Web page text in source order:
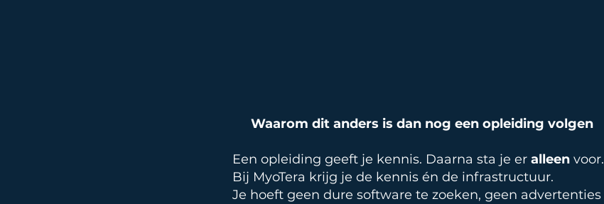
Waarom dit anders is dan nog een opleiding volgen
Een opleiding geeft je kennis. Daarna sta je er alleen voor.
Bij MyoTera krijg je de kennis én de infrastructuur.
Je hoeft geen dure software te zoeken, geen advertenties